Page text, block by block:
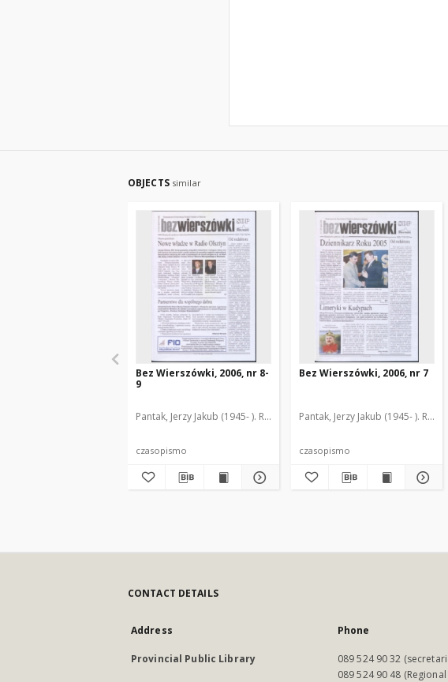
OBJECTS similar
Bez Wierszówki, 2006, nr 8-
9
Pantak, Jerzy Jakub (1945- ). Red.
czasopismo
Bez Wierszówki, 2006, nr 7
Pantak, Jerzy Jakub (1945- ). Red.
czasopismo
CONTACT DETAILS
Address
Provincial Public Library
Phone
089 524 90 32
089 524 90 48